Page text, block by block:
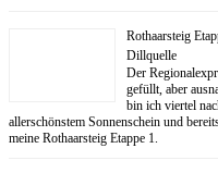
Rothaarsteig
Dillquelle
Der
gefüllt, aber
bin ich viertel
allerschönstem Sonnenschein und
meine Rothaarsteig Etappe 1.